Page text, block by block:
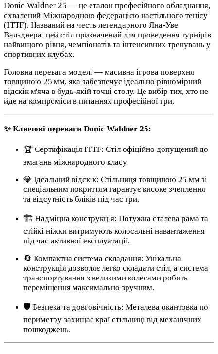
Donic Waldner 25 — це еталон професійного обладнання,
схвалений Міжнародною федерацією настільного тенісу
(ITTF). Названий на честь легендарного Яна-Уве
Вальднера, цей стіл призначений для проведення турнірів
найвищого рівня, чемпіонатів та інтенсивних тренувань у
спортивних клубах.
Головна перевага моделі — масивна ігрова поверхня
товщиною 25 мм, яка забезпечує ідеально рівномірний
відскік м'яча в будь-якій точці столу. Це вибір тих, хто не
йде на компроміси в питаннях професійної гри.
✨ Ключові переваги Donic Waldner 25:
🏆 Сертифікація ITTF: Стіл офіційно допущений до
змагань міжнародного класу.
💎 Ідеальний відскік: Стільниця товщиною 25 мм зі
спеціальним покриттям гарантує високе зчеплення
та відсутність бліків під час гри.
🏗️ Надміцна конструкція: Потужна сталева рама та
стійкі ніжки витримують колосальні навантаження
під час активної експлуатації.
🔄 Компактна система складання: Унікальна
конструкція дозволяє легко складати стіл, а система
транспортування з великими колесами робить
переміщення максимально зручним.
🛡️ Безпека та довговічність: Металева окантовка по
периметру захищає краї стільниці від механічних
пошкоджень.